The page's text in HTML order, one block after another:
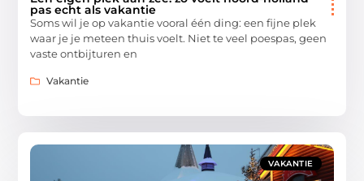
pas echt als vakantie
Soms wil je op vakantie vooral één ding: een fijne plek
waar je je meteen thuis voelt. Niet te veel poespas, geen
vaste ontbijturen en
Vakantie
VAKANTIE